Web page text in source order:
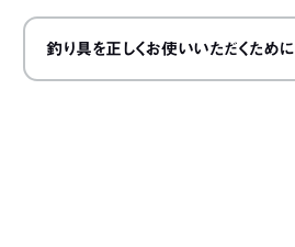
釣り具を正しくお使いいただくために